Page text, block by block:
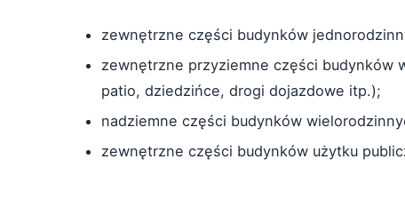
zewnętrzne części budynków
zewnętrzne przyziemne części budynków
patio, dziedzińce, drogi dojazdowe itp.);
nadziemne części budynków
zewnętrzne części budynków użytku